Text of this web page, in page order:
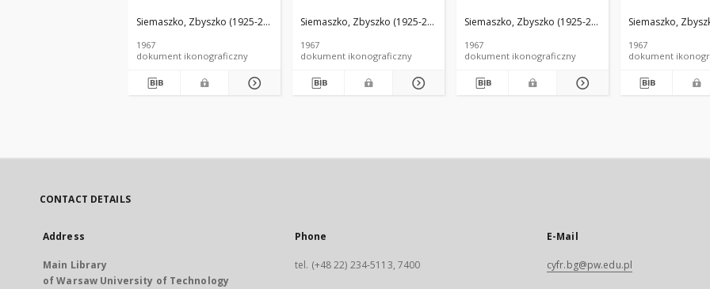
Zwiastowania NMP, widok
lotniczy od strony
Kazimierz Dolny
Siemaszko, Zbyszko (1925-2015).
1967
dokument ikonograficzny
Zwiastowania NMP, widok
lotniczy od strony
Dolny
Siemaszko, Zbyszko (1925-2015).
1967
dokument ikonograficzny
lotniczy od strony
zachodniej z zabudową
Siemaszko, Zbyszko (1925-2015).
1967
dokument ikonograficzny
widok lotniczy
południowo-
Siemaszko,
1967
dokument
CONTACT DETAILS
Address
Main Library
of Warsaw University of Technology
Phone
tel. (+48 22) 234-5113, 7400
E-Mail
cyfr.bg@pw.edu.pl